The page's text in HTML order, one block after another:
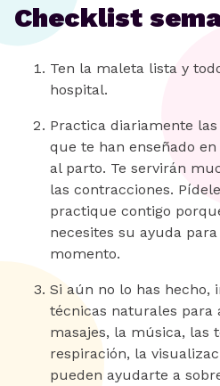
Checklist
Ten la maleta lista y
hospital.
Practica diariamente
que te han enseñado
al parto. Te servirán
las contracciones.
practique contigo
necesites su ayuda
momento.
Si aún no lo has hecho,
técnicas naturales para
masajes, la música, las
respiración, la
pueden ayudarte a